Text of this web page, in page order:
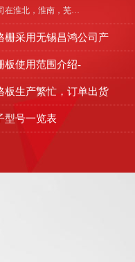
在淮北，淮南，芜…
栅采用无锡昌鸿公司产
板使用范围介绍-
板生产繁忙，订单出货
型号一览表